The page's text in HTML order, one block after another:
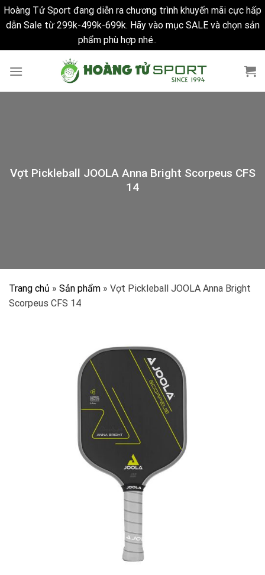
Hoàng Tử Sport đang diễn ra chương trình khuyến mãi cực hấp
dẫn Sale từ 299k-499k-699k. Hãy vào mục SALE và chọn sản
phẩm phù hợp nhé..
Vợt Pickleball JOOLA Anna Bright Scorpeus CFS
14
Trang chủ » Sản phẩm » Vợt Pickleball JOOLA Anna Bright
Scorpeus CFS 14